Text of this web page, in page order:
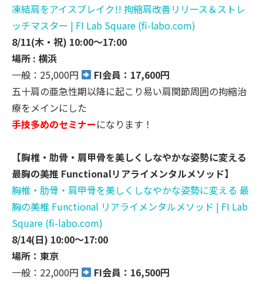
凍結肩をアイスブレイク!! 拘縮肩改善リリース＆ストレ
ッチマスター | FI Lab Square (fi-labo.com)
8/11(木・祝) 10:00〜17:00
場所 : 横浜
一般：25,000円
FI会員：17,600円
五十肩の亜急性期以降に起こり易い肩関節周囲の拘縮治
療をメインにした
手技多めのセミナーになります！
【胸椎・肋骨・肩甲骨を美しくしなやかな姿勢に変える
最胸の美推 Functionalリアライメンタルメソッド】
胸椎・肋骨・肩甲骨を美しくしなやかな姿勢に変える 最
胸の美椎 Functional リアライメンタルメソッド | FI Lab
Square (fi-labo.com)
8/14(日) 10:00～17:00
場所： 東京
一般：22,000円
FI会員：16,500円